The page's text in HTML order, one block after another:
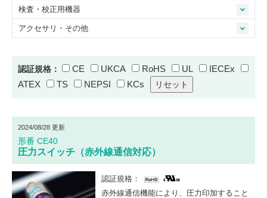
検査・校正用機器
アクセサリ・その他
認証規格： CE UKCA RoHS UL
IECEx
ATEX
TS NEPSI KCs
2024/08/28 更新
形番 CE40
圧力スイッチ（赤外線通信対応）
認証規格：
赤外線通信機能により、圧力印加すること